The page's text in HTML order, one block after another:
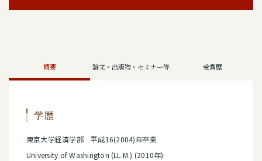
概要 論文・出版物・セミナー等 受賞歴
学歴
東京大学経済学部 平成16(2004)年卒業
University of Washington (LL.M.) (2010年)